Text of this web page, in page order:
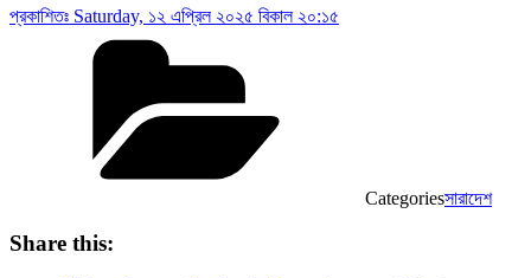
প্রকাশিতঃ Saturday, ১২ এপ্রিল ২০২৫ বিকাল ২০:১৫
Categoriesসারাদেশ
Share this: